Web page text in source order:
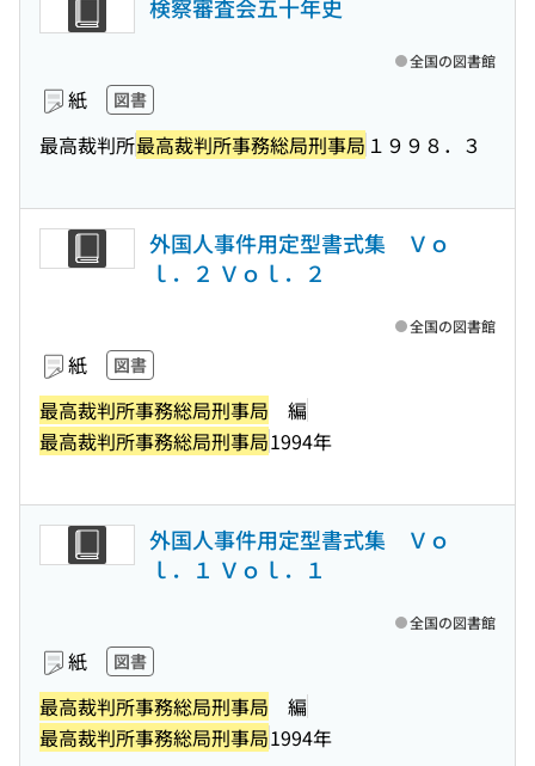
検察審査会五十年史
紙 図書
最高裁判所最高裁判所事務総局刑事局 １９９８．３
全国の図書館
外国人事件用定型書式集 Ｖｏ
ｌ．２ Ｖｏｌ．２
紙 図書
最高裁判所事務総局刑事局 編
最高裁判所事務総局刑事局1994年
全国の図書館
外国人事件用定型書式集 Ｖｏ
ｌ．１ Ｖｏｌ．１
紙 図書
最高裁判所事務総局刑事局 編
最高裁判所事務総局刑事局1994年
全国の図書館